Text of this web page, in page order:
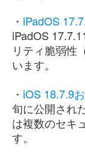
・ iPadOS
iPadOS
リティ脆弱性
います。
・ iOS 18.7.9
旬に公開され
は複数のセキ
す。